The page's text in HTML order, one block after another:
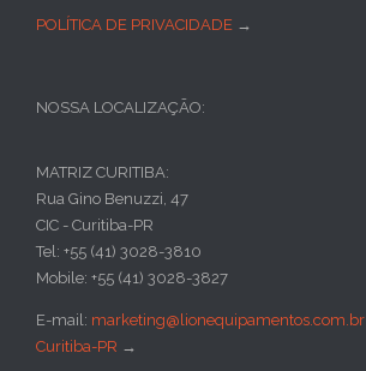
POLÍTICA DE PRIVACIDADE →
NOSSA LOCALIZAÇÃO:
MATRIZ CURITIBA:
Rua Gino Benuzzi, 47
CIC - Curitiba-PR
Tel: +55 (41) 3028-3810
Mobile: +55 (41) 3028-3827
E-mail: marketing@lionequipamentos.com.br
Curitiba-PR →